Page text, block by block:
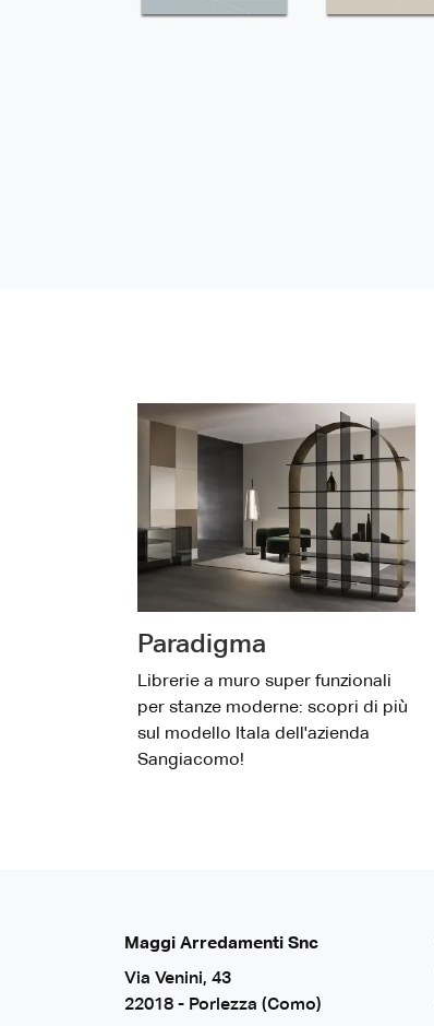
Paradigma
Librerie a muro super funzionali
per stanze moderne: scopri di più
sul modello Itala dell'azienda
Sangiacomo!
Maggi Arredamenti Snc
Via Venini, 43
22018 - Porlezza (Como)